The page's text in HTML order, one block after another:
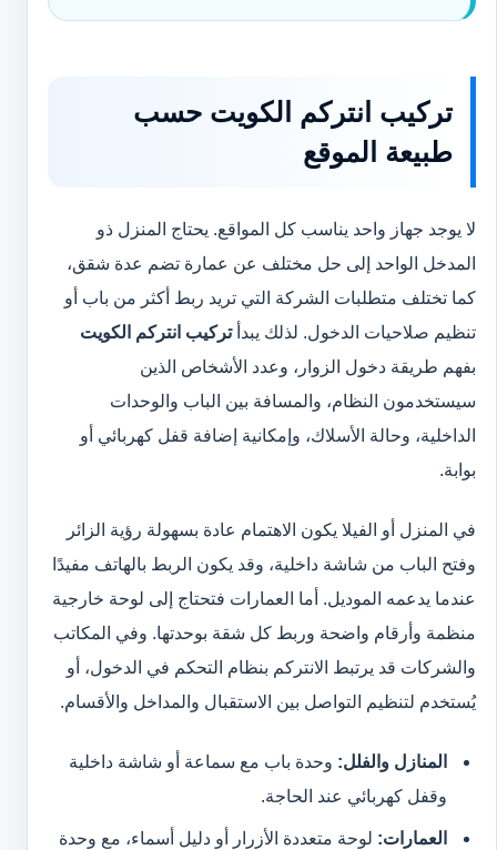
تركيب انتركم الكويت حسب
طبيعة الموقع
لا يوجد جهاز واحد يناسب كل المواقع. يحتاج المنزل ذو
المدخل الواحد إلى حل مختلف عن عمارة تضم عدة شقق،
كما تختلف متطلبات الشركة التي تريد ربط أكثر من باب أو
تنظيم صلاحيات الدخول. لذلك يبدأتركيب انتركم الكويت
بفهم طريقة دخول الزوار، وعدد الأشخاص الذين
سيستخدمون النظام، والمسافة بين الباب والوحدات
الداخلية، وحالة الأسلاك، وإمكانية إضافة قفل كهربائي أو
بوابة.
في المنزل أو الفيلا يكون الاهتمام عادة بسهولة رؤية الزائر
وفتح الباب من شاشة داخلية، وقد يكون الربط بالهاتف مفيدًا
عندما يدعمه الموديل. أما العمارات فتحتاج إلى لوحة خارجية
منظمة وأرقام واضحة وربط كل شقة بوحدتها. وفي المكاتب
والشركات قد يرتبط الانتركم بنظام التحكم في الدخول، أو
يُستخدم لتنظيم التواصل بين الاستقبال والمداخل والأقسام.
المنازل والفلل: وحدة باب مع سماعة أو شاشة داخلية
وقفل كهربائي عند الحاجة.
العمارات: لوحة متعددة الأزرار أو دليل أسماء، مع وحدة